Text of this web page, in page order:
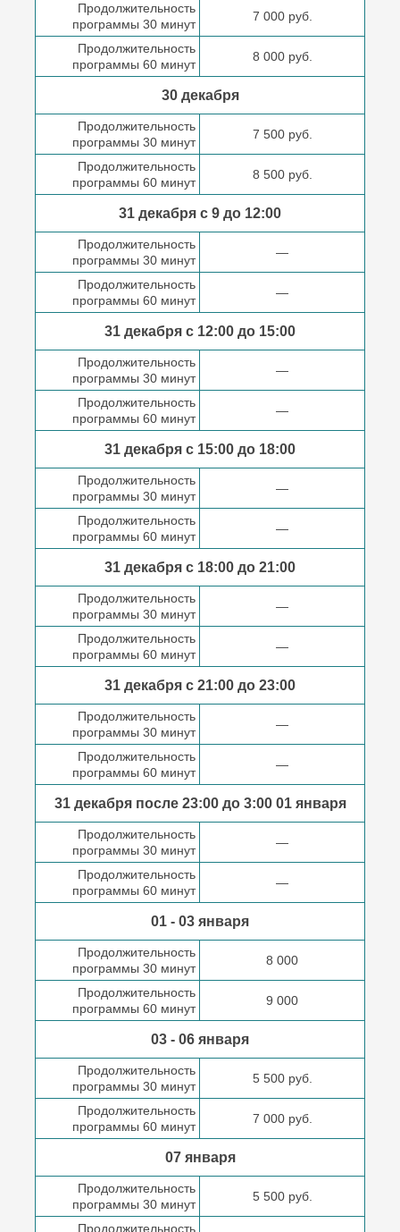
Продолжительность
программы 30 минут
7 000 руб.
Продолжительность
программы 60 минут
8 000 руб.
30 декабря
Продолжительность
программы 30 минут
7 500 руб.
Продолжительность
программы 60 минут
8 500 руб.
31 декабря с 9 до 12:00
Продолжительность
программы 30 минут
—
Продолжительность
программы 60 минут
—
31 декабря с 12:00 до 15:00
Продолжительность
программы 30 минут
—
Продолжительность
программы 60 минут
—
31 декабря с 15:00 до 18:00
Продолжительность
программы 30 минут
—
Продолжительность
программы 60 минут
—
31 декабря с 18:00 до 21:00
Продолжительность
программы 30 минут
—
Продолжительность
программы 60 минут
—
31 декабря с 21:00 до 23:00
Продолжительность
программы 30 минут
—
Продолжительность
программы 60 минут
—
31 декабря после23:00 до 3:0001 января
Продолжительность
программы 30 минут
—
Продолжительность
программы 60 минут
—
01 - 03 января
Продолжительность
программы 30 минут
8 000
Продолжительность
программы 60 минут
9 000
03 - 06 января
Продолжительность
программы 30 минут
5 500 руб.
Продолжительность
программы 60 минут
7 000 руб.
07 января
Продолжительность
программы 30 минут
5 500 руб.
Продолжительность